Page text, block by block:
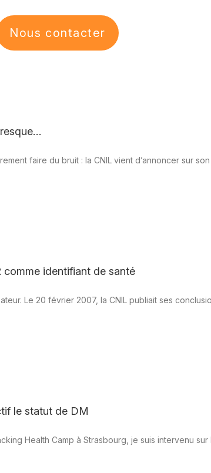
Nous contacter
faire du bruit : la CNIL vient d’annoncer sur
comme identifiant de santé
Le 20 février 2007, la CNIL publiait ses
le statut de DM
Health Camp à Strasbourg, je suis intervenu